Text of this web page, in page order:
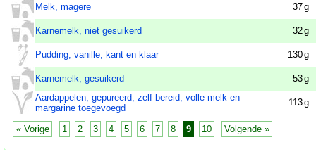
Melk, magere 37g
Karnemelk, niet gesuikerd 32g
Pudding, vanille, kant en klaar 130g
Karnemelk, gesuikerd 53g
Aardappelen, gepureerd, zelf bereid, volle melk en
margarine toegevoegd
113g
« Vorige 1 2 3 4 5 6 7 8 9 10 Volgende »